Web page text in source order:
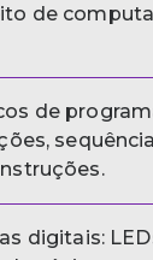
de
de
digitais: